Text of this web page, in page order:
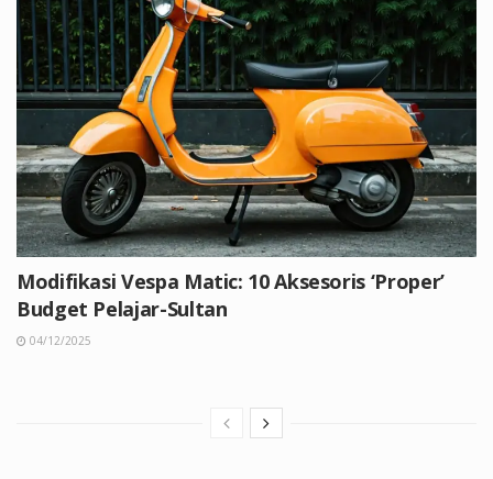
Modifikasi Vespa Matic: 10 Aksesoris ‘Proper’
Budget Pelajar-Sultan
04/12/2025